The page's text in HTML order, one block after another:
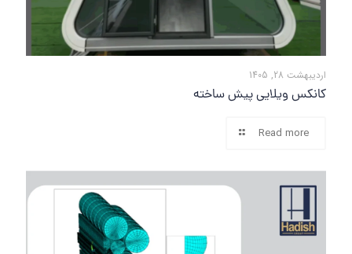
اردیبهشت 28, 1405
کانکس ویلایی پیش ساخته
Read more